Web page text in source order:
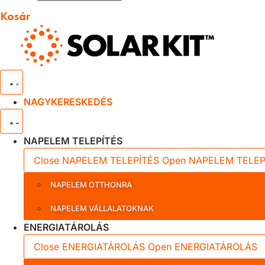
Kosár
NAGYKERESKEDÉS
NAPELEM TELEPÍTÉS
Close NAPELEM TELEPÍTÉS Open NAPELEM
NAPELEM OTTHONRA
NAPELEM VÁLLALATOKNAK
ENERGIATÁROLÁS
Close ENERGIATÁROLÁS Open ENERGIATÁROLÁS